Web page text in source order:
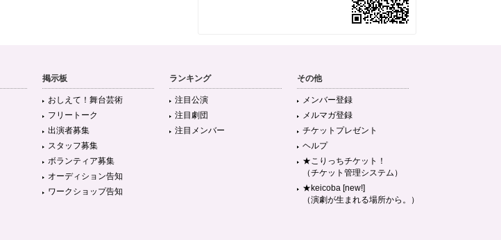
掲示板
おしえて！舞台芸術
フリートーク
出演者募集
スタッフ募集
ボランティア募集
オーディション告知
ワークショップ告知
ランキング
注目公演
注目劇団
注目メンバー
その他
メンバー登録
メルマガ登録
チケットプレゼント
ヘルプ
★こりっちチケット！
（チケット管理システム）
★keicoba [new!]
（演劇が生まれる場所から。）